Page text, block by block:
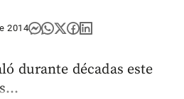
2014
durante décadas este